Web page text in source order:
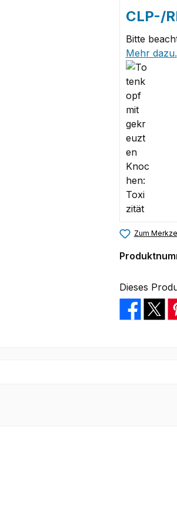
CLP-/
Bitte
Mehr dazu.
Zum
Dieses